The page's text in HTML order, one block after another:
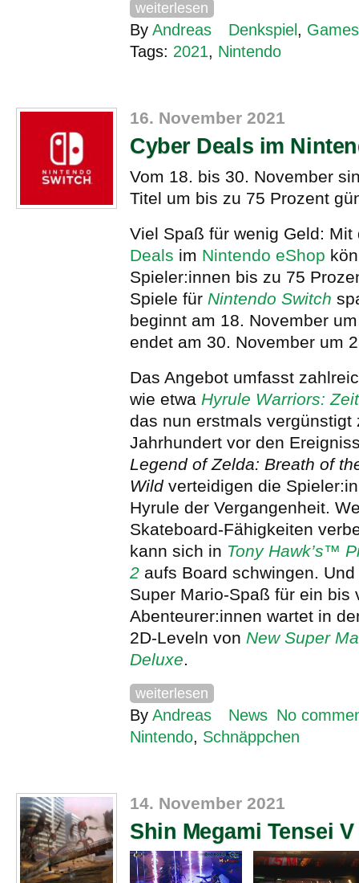
weiterlesen
By Andreas Denkspiel , Games
Tags: 2021, Nintendo
16. November 2021
Cyber Deals im
Vom 18. bis 30. November
Titel um bis zu 75 Prozent
Viel Spaß für wenig Geld:
Deals im Nintendo eShop
Spieler:innen bis zu 75
Spiele für Nintendo Switch
beginnt am 18. November
endet am 30. November um
Das Angebot umfasst
wie etwa Hyrule Warriors:
das nun erstmals vergünstigt
Jahrhundert vor den
Legend of Zelda: Breath of
Wildverteidigen die
Hyrule der Vergangenheit.
Skateboard-Fähigkeiten
kann sich in Tony Hawk’s™
2 aufs Board schwingen.
Super Mario-Spaß für ein bis
Abenteurer:innen wartet in
2D-Leveln von New Super
Deluxe.
weiterlesen
By Andreas News No
Nintendo, Schnäppchen
14. November 2021
Shin Megami Tensei V